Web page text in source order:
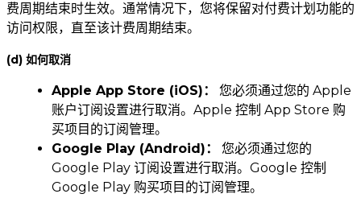
费周期结束时生效。通常情况下，您将保留对付费计划功能的
访问权限，直至该计费周期结束。
(d) 如何取消
Apple App Store (iOS)：
您必须通过您的 Apple
账户订阅设置进行取消。Apple 控制 App Store 购
买项目的订阅管理。
Google Play (Android)：
您必须通过您的
Google Play 订阅设置进行取消。Google 控制
Google Play 购买项目的订阅管理。